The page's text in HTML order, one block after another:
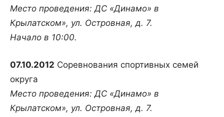
Место проведения: ДС «Динамо» в
Крылатском», ул. Островная, д. 7.
Начало в 10:00.
07.10.2012 Соревнования спортивных семей
округа
Место проведения: ДС «Динамо» в
Крылатском», ул. Островная, д. 7.